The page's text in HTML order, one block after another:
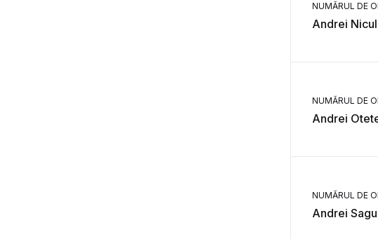
NUMĂRUL DE
Andrei
NUMĂRUL DE
Andrei
NUMĂRUL DE
Andrei